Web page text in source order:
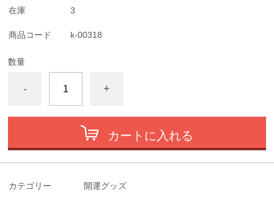
在庫 3
商品コード k-00318
数量
- +
カートに入れる
カテゴリー 開運グッズ